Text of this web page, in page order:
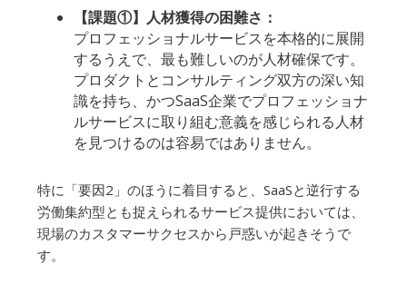
【課題①】人材獲得の困難さ：
プロフェッショナルサービスを本格的に展開
するうえで、最も難しいのが人材確保です。
プロダクトとコンサルティング双方の深い知
識を持ち、かつSaaS企業でプロフェッショナ
ルサービスに取り組む意義を感じられる人材
を見つけるのは容易ではありません。
特に「要因2」のほうに着目すると、SaaSと逆行する
労働集約型とも捉えられるサービス提供においては、
現場のカスタマーサクセスから戸惑いが起きそうで
す。